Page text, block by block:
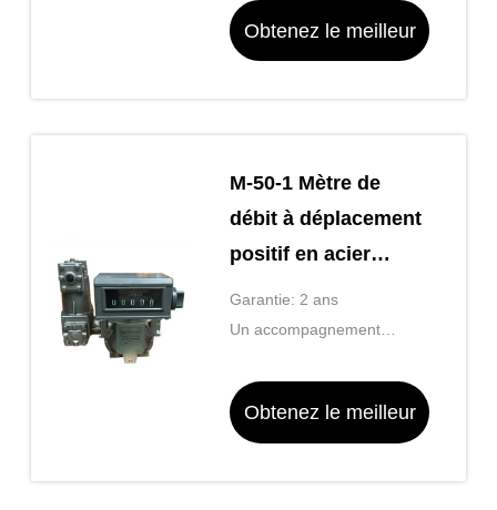
préréglée et
imprimante de billets
Obtenez le meilleur
M-50-1 Mètre de
débit à déplacement
positif en acier
inoxydable
Garantie: 2 ans
Un accompagnement
OBM
Obtenez le meilleur